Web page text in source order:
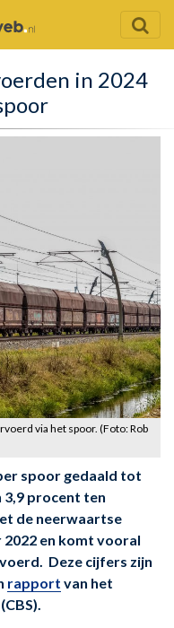
in 2024
via het spoor. (Foto: Rob
spoor gedaald tot
3,9 procent ten
de neerwaartse
en komt vooral
Deze cijfers zijn
rapport van het